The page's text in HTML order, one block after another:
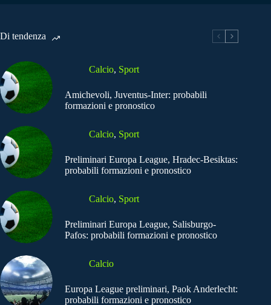
Di tendenza
Calcio, Sport
Amichevoli, Juventus-Inter: probabili
formazioni e pronostico
Calcio, Sport
Preliminari Europa League, Hradec-Besiktas:
probabili formazioni e pronostico
Calcio, Sport
Preliminari Europa League, Salisburgo-
Pafos: probabili formazioni e pronostico
Calcio
Europa League preliminari, Paok Anderlecht:
probabili formazioni e pronostico